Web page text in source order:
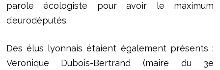
parole écologiste pour avoir le maximum
d’eurodéputés.
Des élus lyonnais étaient également présents :
Veronique Dubois-Bertrand (maire du 3e